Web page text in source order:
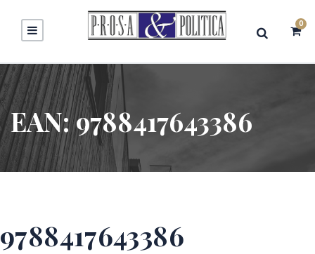
0
EAN:9788417643386
9788417643386